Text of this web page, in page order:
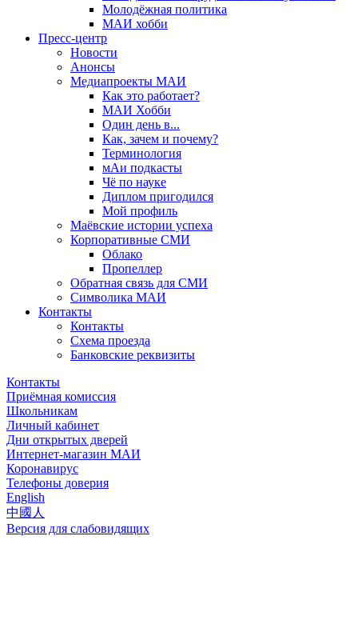
Молодёжная политика
МАИ хобби
Пресс-центр
Новости
Анонсы
Медиапроекты МАИ
Как это работает?
МАИ Хобби
Один день в...
Как, зачем и почему?
Терминология
мАи подкасты
Чё по науке
Диплом пригодился
Мой профиль
Маёвские истории успеха
Корпоративные СМИ
Облако
Пропеллер
Обратная связь для СМИ
Символика МАИ
Контакты
Контакты
Схема проезда
Банковские реквизиты
Контакты
Приёмная комиссия
Школьникам
Личный кабинет
Дни открытых дверей
Интернет-магазин МАИ
Коронавирус
Телефоны доверия
English
中國人
Версия для слабовидящих